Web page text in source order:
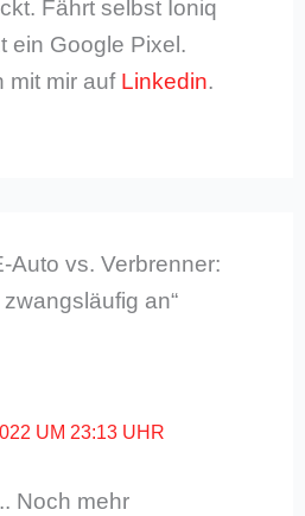
Fährt selbst Ioniq
ein Google Pixel.
mit mir auf Linkedin.
Auto vs. Verbrenner:
an“
UM 23:13 UHR
Noch mehr